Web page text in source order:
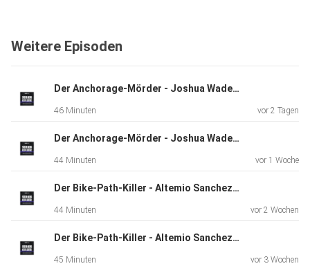
Weitere Episoden
Der Anchorage-Mörder - Joshua Wade - Teil 2
46 Minuten vor 2 Tagen
Der Anchorage-Mörder - Joshua Wade - Teil 1
44 Minuten vor 1 Woche
Der Bike-Path-Killer - Altemio Sanchez - Teil 2
44 Minuten vor 2 Wochen
Der Bike-Path-Killer - Altemio Sanchez - Teil 1
45 Minuten vor 3 Wochen